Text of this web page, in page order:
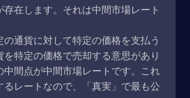
在します。それは中間市場レート
通貨に対して特定の価格を支払う
特定の価格で売却する意思があり
中間点が中間市場レートです。これ
るレートなので、「真実」で最も公